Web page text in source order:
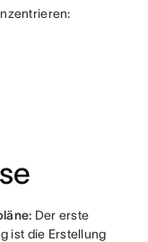
Der erste
ist die Erstellung